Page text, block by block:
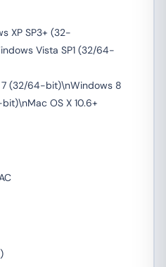
XP SP3+ (32-
Vista SP1 (32/64-
7 (32/64-bit)\nWindows 8
OS X 10.6+